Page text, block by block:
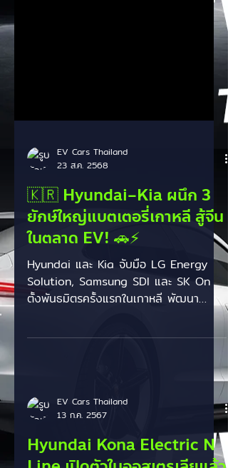
23 ส.ค. 2568
🇰🇷 Hyundai–Kia ผนึก 3
ยักษ์ใหญ่แบตเตอรี่เกาหลี สู้จีน
ในตลาด EV! 🚗⚡️
Hyundai และ Kia จับมือ LG Energy
Solution, Samsung SDI และ SK On
เทคโนโลยีแบตเตอรี่ใหม่...
13 ก.ค. 2567